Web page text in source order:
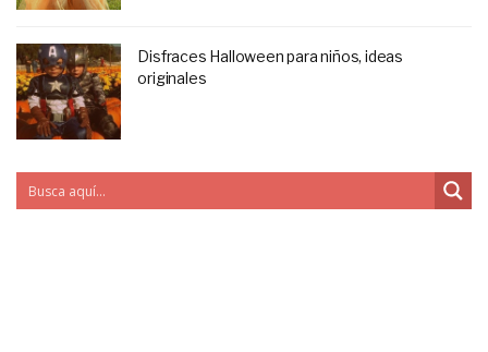
Disfraces Halloween para niños, ideas
originales